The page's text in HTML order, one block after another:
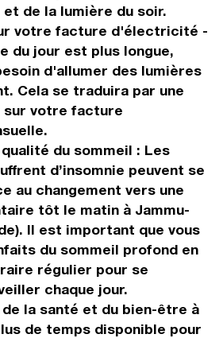
de la lumière du soir.
votre facture d'électricité -
du jour est plus longue,
d'allumer des lumières
Cela se traduira par une
sur votre facture
du sommeil : Les
d’insomnie peuvent se
au changement vers une
tôt le matin à Jammu-
Il est important que vous
du sommeil profond en
régulier pour se
chaque jour.
la santé et du bien-être à
de temps disponible pour